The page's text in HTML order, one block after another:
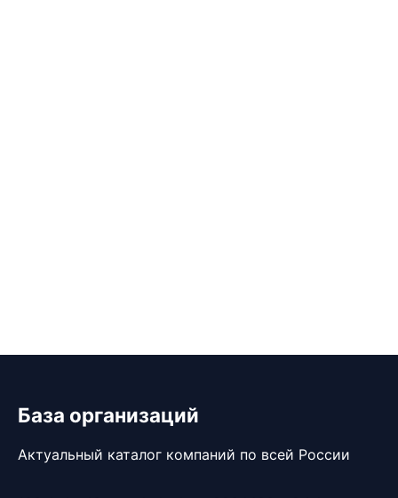
База организаций
Актуальный каталог компаний по всей России